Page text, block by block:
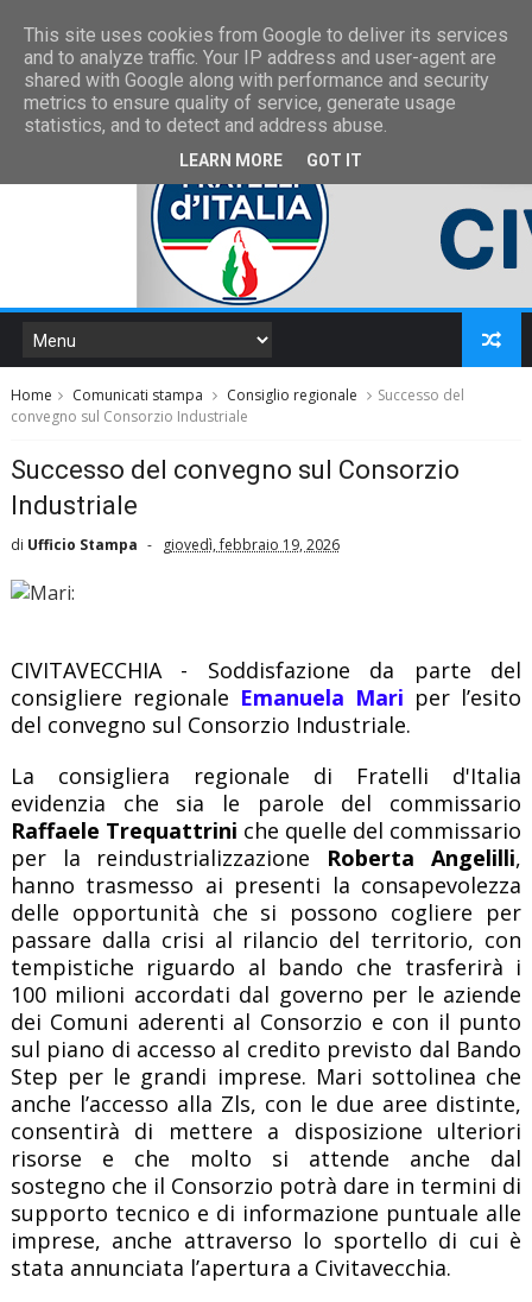
Home Comunicati stampa Consiglio regionale
Successo del
convegno sul Consorzio Industriale
Successo del convegno sul Consorzio
Industriale
di Ufficio Stampa giovedì, febbraio 19, 2026
CIVITAVECCHIA - Soddisfazione da parte del
consigliere regionale Emanuela Mari per l’esito
del convegno sul Consorzio Industriale.
La consigliera regionale di Fratelli d'Italia
evidenzia che sia le parole del commissario
Raffaele Trequattrini che quelle del commissario
per la reindustrializzazione Roberta Angelilli,
hanno trasmesso ai presenti la consapevolezza
delle opportunità che si possono cogliere per
passare dalla crisi al rilancio del territorio, con
tempistiche riguardo al bando che trasferirà i
100 milioni accordati dal governo per le aziende
dei Comuni aderenti al Consorzio e con il punto
sul piano di accesso al credito previsto dal Bando
Step per le grandi imprese. Mari sottolinea che
anche l’accesso alla Zls, con le due aree distinte,
consentirà di mettere a disposizione ulteriori
risorse e che molto si attende anche dal
sostegno che il Consorzio potrà dare in termini di
supporto tecnico e di informazione puntuale alle
imprese, anche attraverso lo sportello di cui è
stata annunciata l’apertura a Civitavecchia.
This site uses cookies from Google to deliver its services
and to analyze traffic. Your IP address and user-agent are
shared with Google along with performance and security
metrics to ensure quality of service, generate usage
statistics, and to detect and address abuse.
LEARN MORE GOT IT